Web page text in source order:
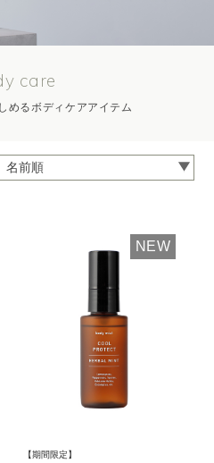
care
めるボディケアアイテム
NEW
【期間限定】